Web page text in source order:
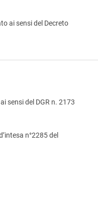
ai sensi del Decreto
sensi del DGR n. 2173
n°2285 del